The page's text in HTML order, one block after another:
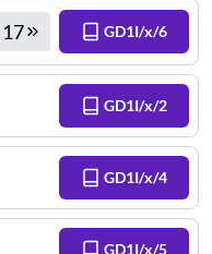
17 GD1I/x/6
GD1I/x/2
GD1I/x/4
GD1I/x/5